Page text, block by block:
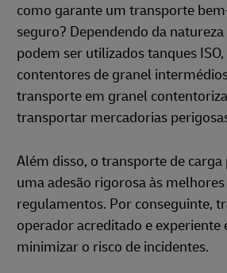
como garante um transporte
seguro? Dependendo da
podem ser utilizados tanques
contentores de granel
transporte em granel
transportar mercadorias
Além disso, o transporte de
uma adesão rigorosa às
regulamentos. Por conseguinte,
operador acreditado e experiente
minimizar o risco de incidentes.